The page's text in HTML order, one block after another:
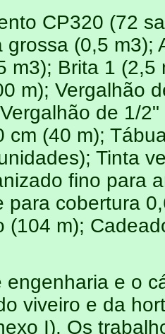
CP320 (72
grossa (0,5 m3);
m3); Brita 1
m); Vergalhão
de 1/
cm (40 m);
Tinta
fino para
para cobertura
(104 m);
engenharia e o
viveiro e da
I). Os